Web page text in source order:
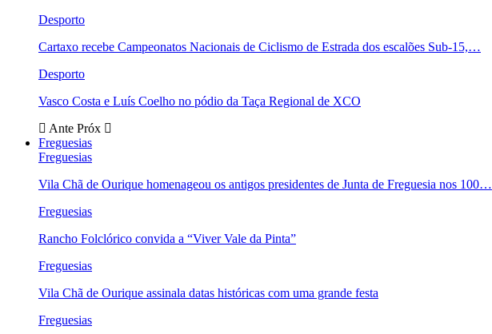
Desporto
Cartaxo recebe Campeonatos Nacionais de Ciclismo de Estrada dos escalões Sub-15,…
Desporto
Vasco Costa e Luís Coelho no pódio da Taça Regional de XCO
Ante Próx
Freguesias
Freguesias
Vila Chã de Ourique homenageou os antigos presidentes de Junta de Freguesia nos 100…
Freguesias
Rancho Folclórico convida a “Viver Vale da Pinta”
Freguesias
Vila Chã de Ourique assinala datas históricas com uma grande festa
Freguesias